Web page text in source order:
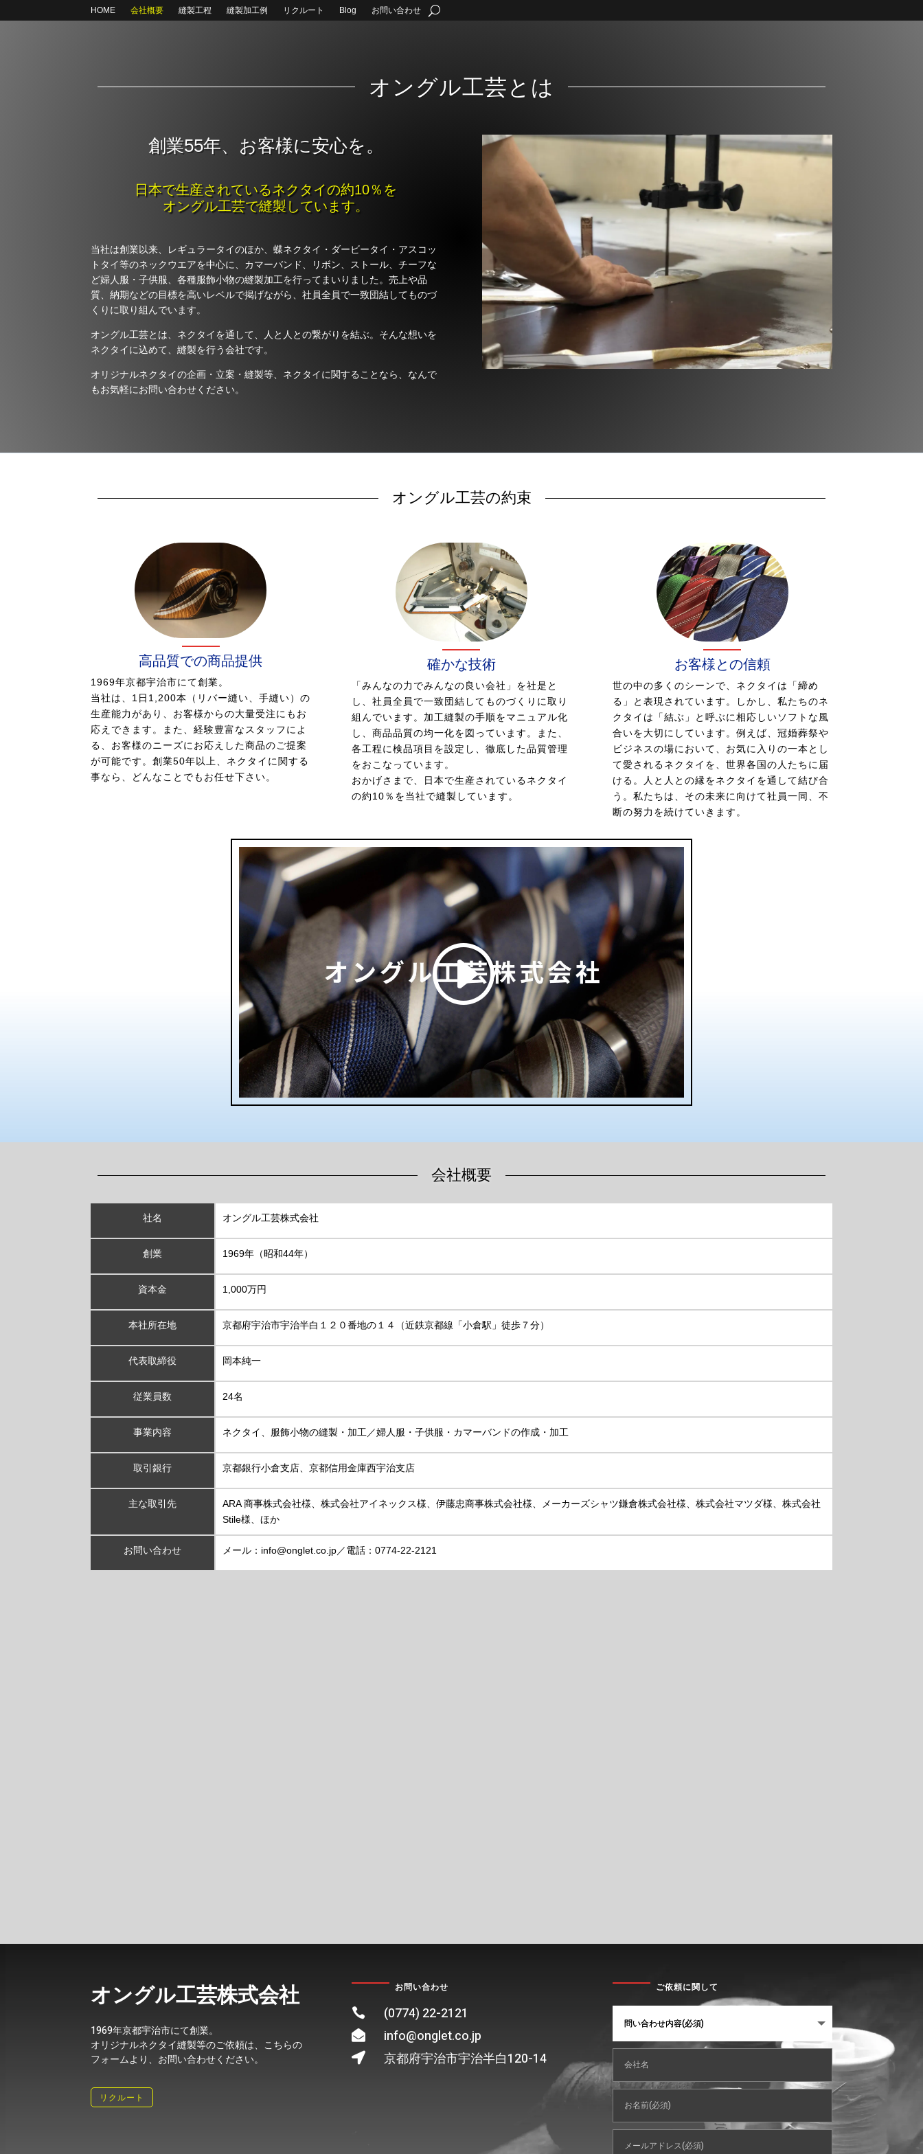
HOME 会社概要 縫製工程 縫製加工例 リクルート Blog お問い合わせ
オングル工芸とは
創業55年、お客様に安心を。
日本で生産されているネクタイの約10％を
オングル工芸で縫製しています。
当社は創業以来、レギュラータイのほか、蝶ネクタイ・ダービータイ・アスコッ
トタイ等のネックウエアを中心に、カマーバンド、リボン、ストール、チーフな
ど婦人服・子供服、各種服飾小物の縫製加工を行ってまいりました。売上や品
質、納期などの目標を高いレベルで掲げながら、社員全員で一致団結してものづ
くりに取り組んでいます。
オングル工芸とは、ネクタイを通して、人と人との繋がりを結ぶ。そんな想いを
ネクタイに込めて、縫製を行う会社です。
オリジナルネクタイの企画・立案・縫製等、ネクタイに関することなら、なんで
もお気軽にお問い合わせください。
オングル工芸の約束
高品質での商品提供
1969年京都宇治市にて創業。
当社は、1日1,200本（リバー縫い、手縫い）の
生産能力があり、お客様からの大量受注にもお
応えできます。また、経験豊富なスタッフによ
る、お客様のニーズにお応えした商品のご提案
が可能です。創業50年以上、ネクタイに関する
事なら、どんなことでもお任せ下さい。
確かな技術
「みんなの力でみんなの良い会社」を社是と
し、社員全員で一致団結してものづくりに取り
組んでいます。加工縫製の手順をマニュアル化
し、商品品質の均一化を図っています。また、
各工程に検品項目を設定し、徹底した品質管理
をおこなっています。
おかげさまで、日本で生産されているネクタイ
の約10％を当社で縫製しています。
お客様との信頼
世の中の多くのシーンで、ネクタイは「締め
る」と表現されています。しかし、私たちのネ
クタイは「結ぶ」と呼ぶに相応しいソフトな風
合いを大切にしています。例えば、冠婚葬祭や
ビジネスの場において、お気に入りの一本とし
て愛されるネクタイを、世界各国の人たちに届
ける。人と人との縁をネクタイを通して結び合
う。私たちは、その未来に向けて社員一同、不
断の努力を続けていきます。
会社概要
社名
創業
資本金
本社所在地
代表取締役
従業員数
事業内容
取引銀行
主な取引先
お問い合わせ
オングル工芸株式会社
1969年（昭和44年）
1,000万円
京都府宇治市宇治半白１２０番地の１４（近鉄京都線「小倉駅」徒歩７分）
岡本純一
24名
ネクタイ、服飾小物の縫製・加工／婦人服・子供服・カマーバンドの作成・加工
京都銀行小倉支店、京都信用金庫西宇治支店
ARA 商事株式会社様、株式会社アイネックス様、伊藤忠商事株式会社様、メーカーズシャツ鎌倉株式会社様、株式会社マツダ様、株式会社
Stile様、ほか
メール：info@onglet.co.jp／電話：0774-22-2121
オングル工芸株式会社
1969年京都宇治市にて創業。
オリジナルネクタイ縫製等のご依頼は、こちらの
フォームより、お問い合わせください。
リクルート
お問い合わせ
 (0774) 22-2121
 info@onglet.co.jp
 京都府宇治市宇治半白120-14
ご依頼に関して